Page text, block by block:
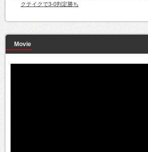
クテイクで3-0判定勝ち
Movie